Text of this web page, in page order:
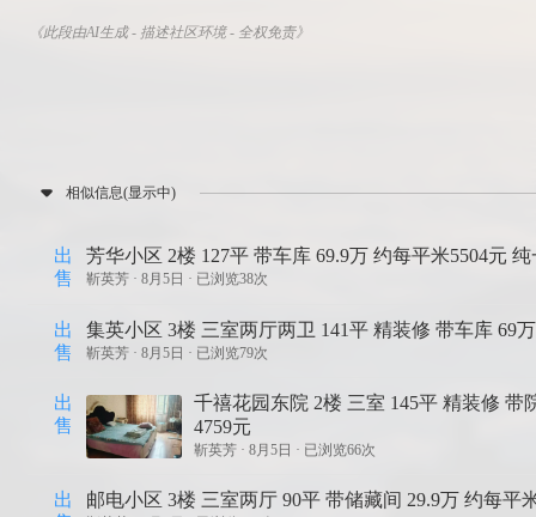
《此段由AI生成 - 描述社区环境 - 全权免责》
相似信息(显示中)
出
售
芳华小区 2楼 127平 带车库 69.9万 约每平米5504元
靳英芳 ·8月5日 · 已浏览38次
出
售
集英小区 3楼 三室两厅两卫 141平 精装修 带车库 69
靳英芳 ·8月5日 · 已浏览79次
出
售
千禧花园东院 2楼 三室 145平 精装修 带
4759元
靳英芳 · 8月5日 · 已浏览66次
出
邮电小区 3楼 三室两厅 90平 带储藏间 29.9万 约每平